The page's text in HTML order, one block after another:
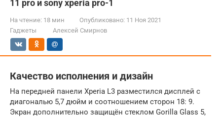
11 pro и sony xperia pro-1
На чтение: 18 мин Опубликовано: 11 Ноя 2021
Гаджеты
Алексей Смирнов
Качество исполнения и дизайн
На передней панели Xperia L3 разместился дисплей с
диагональю 5,7 дюйм и соотношением сторон 18: 9.
Экран дополнительно защищён стеклом Gorilla Glass 5,